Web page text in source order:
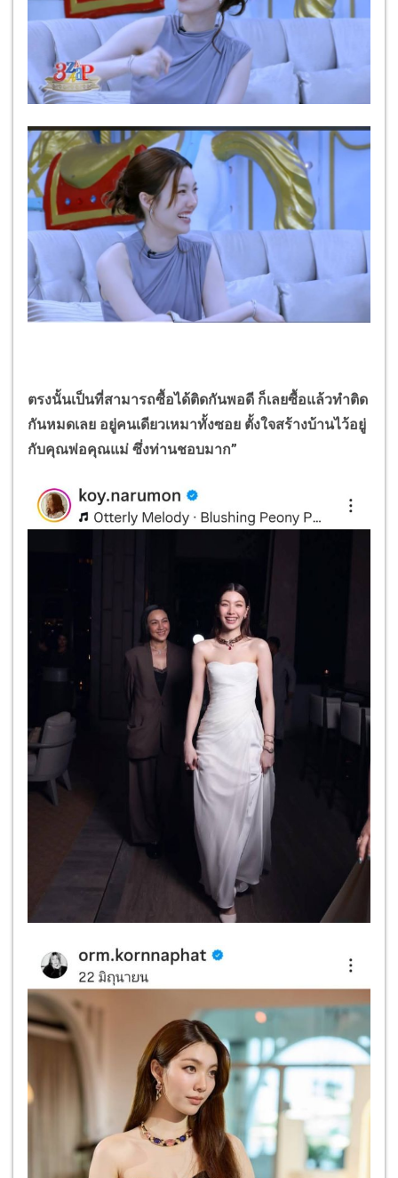
ตรงนั้นเป็นที่สามารถซื้อได้ติดกันพอดี ก็เลยซื้อแล้วทำติด
กันหมดเลย อยู่คนเดียวเหมาทั้งซอย ตั้งใจสร้างบ้านไว้อยู่
กับคุณพ่อคุณแม่ ซึ่งท่านชอบมาก”